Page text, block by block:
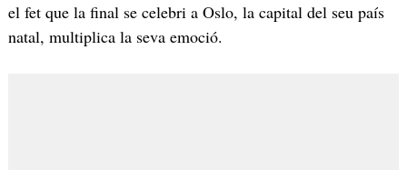
el fet que la final se celebri a Oslo, la capital del seu país
natal, multiplica la seva emoció.